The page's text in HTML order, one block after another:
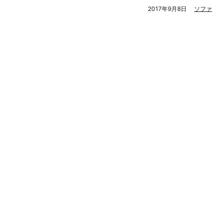
2017年9月8日 ソファ